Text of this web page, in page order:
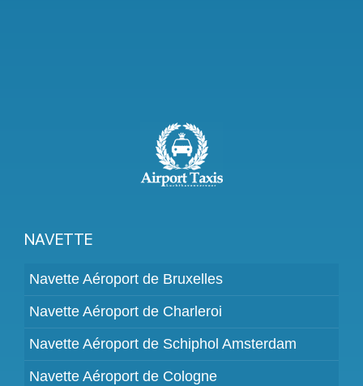
NAVETTE
Navette Aéroport de Bruxelles
Navette Aéroport de Charleroi
Navette Aéroport de Schiphol Amsterdam
Navette Aéroport de Cologne